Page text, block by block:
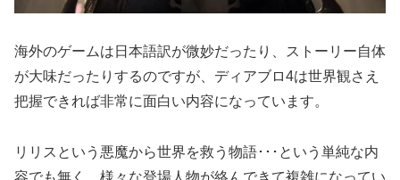
海外のゲームは日本語訳が微妙だったり、ストーリー自体
が大味だったりするのですが、ディアブロ4は世界観さえ
把握できれば非常に面白い内容になっています。
リリスという悪魔から世界を救う物語･･･という単純な内
容でも無く、様々な登場人物が絡んできて複雑になってい